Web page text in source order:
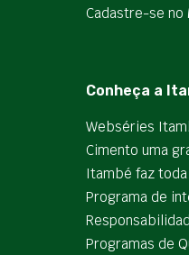
Cadastre-se no
Conheça a
Webséries
Cimento uma
Itambé faz
Programa de
Programas de